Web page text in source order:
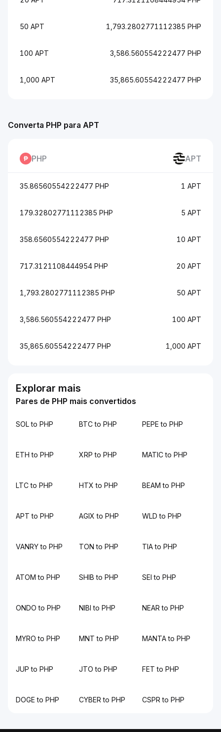
50 APT 1,793.2802771112385 PHP
100 APT 3,586.560554222477 PHP
1,000 APT 35,865.60554222477 PHP
Converta PHP para APT
PHP APT
35.86560554222477 PHP 1 APT
179.32802771112385 PHP 5 APT
358.6560554222477 PHP 10 APT
717.3121108444954 PHP 20 APT
1,793.2802771112385 PHP 50 APT
3,586.560554222477 PHP 100 APT
35,865.60554222477 PHP 1,000 APT
Explorar mais
Pares de PHP mais convertidos
SOL to PHP BTC to PHP PEPE to PHP
ETH to PHP XRP to PHP MATIC to PHP
LTC to PHP HTX to PHP BEAM to PHP
APT to PHP AGIX to PHP WLD to PHP
VANRY to PHP TON to PHP TIA to PHP
ATOM to PHP SHIB to PHP SEI to PHP
ONDO to PHP NIBI to PHP NEAR to PHP
MYRO to PHP MNT to PHP MANTA to PHP
JUP to PHP JTO to PHP FET to PHP
DOGE to PHP CYBER to PHP CSPR to PHP